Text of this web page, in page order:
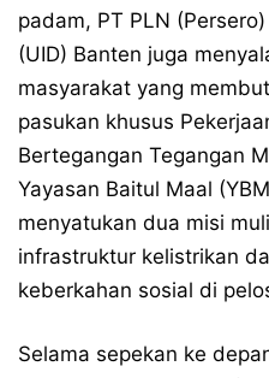
padam, PT PLN
(UID) Banten juga
masyarakat yang
pasukan khusus
Bertegangan Tegangan
Yayasan Baitul Maal
menyatukan dua misi
infrastruktur kelistrikan
keberkahan sosial di
Selama sepekan ke